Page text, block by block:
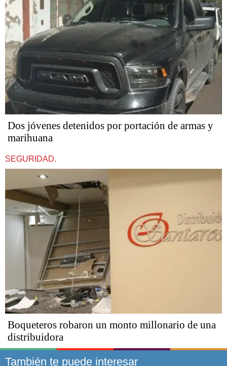
Dos jóvenes detenidos por portación de armas y
marihuana
SEGURIDAD.
Boqueteros robaron un monto millonario de una
distribuidora
También te puede interesar